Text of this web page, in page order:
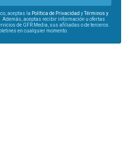
aceptas la Política de Privacidad yTérminos y
Además, aceptas recibir información u ofertas
de GFR Media, sus afiliadas o de terceros.
en cualquier momento.